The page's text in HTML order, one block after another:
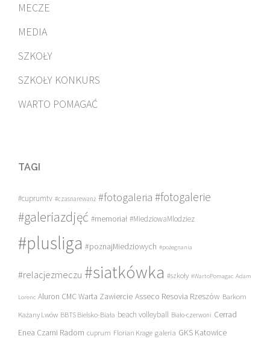
MECZE
MEDIA
SZKOŁY
SZKOŁY KONKURS
WARTO POMAGAĆ
TAGI
#cuprumtv #czasnarewanż #fotogaleria #fotogalerie
#galeriazdjęć #memoriał #MiedziowaMlodziez
#plusliga #poznajMiedziowych #pożegnania
#relacjezmeczu #siatkówka #szkoły #WartoPomagac Adam
Lorenc Aluron CMC Warta Zawiercie Asseco Resovia Rzeszów Barkom
Każany Lwów BBTS Bielsko-Biała beach volleyball Biało-czerwoni Cerrad
Enea Czarni Radom cuprum Florian Krage galeria GKS Katowice